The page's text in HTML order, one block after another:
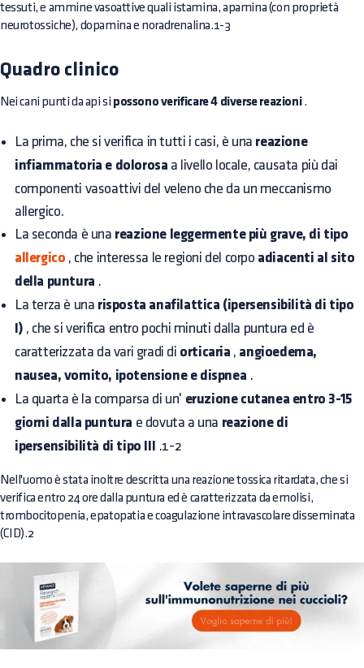
tessuti, e ammine vasoattive quali istamina, apamina (con proprietà
neurotossiche), dopamina e noradrenalina.1-3
Quadro clinico
Nei cani punti da api si possono verificare 4 diverse reazioni.
La prima, che si verifica in tutti i casi, è una reazione
infiammatoria e dolorosa a livello locale, causata più dai
componenti vasoattivi del veleno che da un meccanismo
allergico.
La seconda è una reazione leggermente più grave, di tipo
allergico , che interessa le regioni del corpo adiacenti al sito
della puntura .
La terza è una risposta anafilattica (ipersensibilità di tipo
I) , che si verifica entro pochi minuti dalla puntura ed è
caratterizzata da vari gradi di orticaria , angioedema,
nausea, vomito, ipotensione e dispnea .
La quarta è la comparsa di un' eruzione cutanea entro 3-15
giorni dalla puntura e dovuta a una reazione di
ipersensibilità di tipo III
.1-2
Nell'uomo è stata inoltre descritta una reazione tossica ritardata, che si
verifica entro 24 ore dalla puntura ed è caratterizzata da emolisi,
trombocitopenia, epatopatia e coagulazione intravascolare disseminata
(CID).2